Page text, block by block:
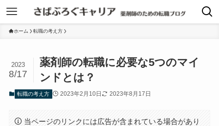
ホーム 転職の考え方
薬剤師の転職に必要な5つのマイ
ンドとは？
2023
8/17
転職の考え方 2023年2月10日 2023年8月17日
当ページのリンクには広告が含まれている場合があり